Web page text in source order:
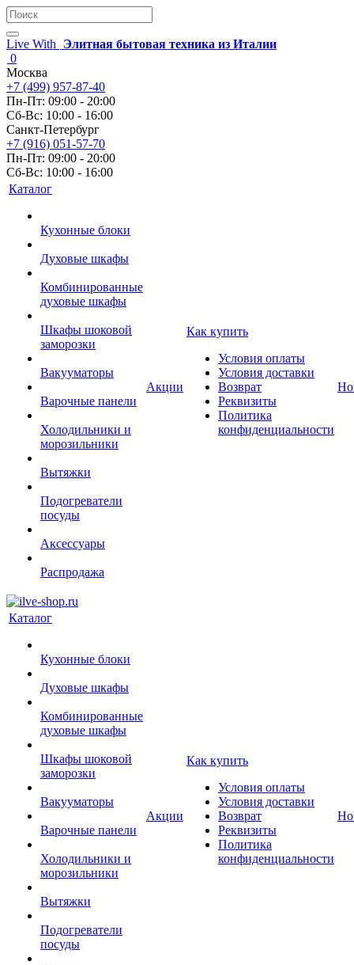
Live With
Элитная бытовая техника из Италии
0
Москва
+7 (499) 957-87-40
Пн-Пт: 09:00 - 20:00
Сб-Вс: 10:00 - 16:00
Санкт-Петербург
+7 (916) 051-57-70
Пн-Пт: 09:00 - 20:00
Сб-Вс: 10:00 - 16:00
Каталог
Кухонные блоки
Духовые шкафы
Комбинированные
духовые шкафы
Шкафы шоковой
заморозки
Вакууматоры
Варочные панели
Холодильники и
морозильники
Вытяжки
Подогреватели
посуды
Аксессуары
Распродажа
Акции
Как купить
Условия оплаты
Условия доставки
Возврат
Реквизиты
Политика
конфиденциальности
Каталог
Кухонные блоки
Духовые шкафы
Комбинированные
духовые шкафы
Шкафы шоковой
заморозки
Вакууматоры
Варочные панели
Холодильники и
морозильники
Вытяжки
Подогреватели
посуды
Акции
Как купить
Условия оплаты
Условия доставки
Возврат
Реквизиты
Политика
конфиденциальности